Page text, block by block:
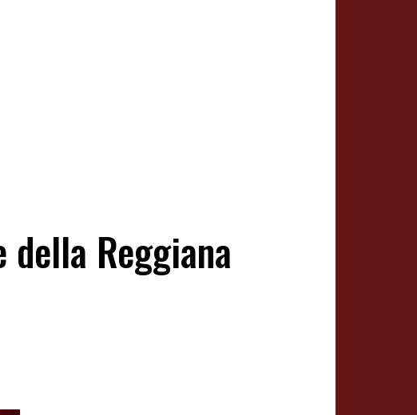
della Reggiana